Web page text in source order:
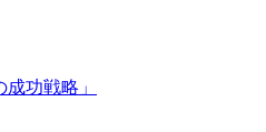
功戦略」